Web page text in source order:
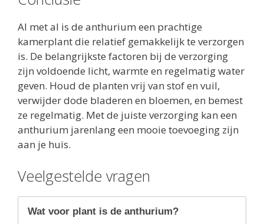
Al met al is de anthurium een prachtige
kamerplant die relatief gemakkelijk te verzorgen
is. De belangrijkste factoren bij de verzorging
zijn voldoende licht, warmte en regelmatig water
geven. Houd de planten vrij van stof en vuil,
verwijder dode bladeren en bloemen, en bemest
ze regelmatig. Met de juiste verzorging kan een
anthurium jarenlang een mooie toevoeging zijn
aan je huis.
Veelgestelde vragen
Wat voor plant is de anthurium?